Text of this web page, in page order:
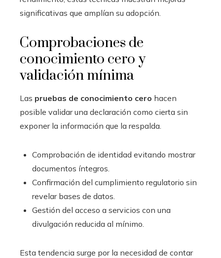
significativas que amplían su adopción.
Comprobaciones de
conocimiento cero y
validación mínima
Las pruebas de conocimiento cero hacen
posible validar una declaración como cierta sin
exponer la información que la respalda.
Comprobación de identidad evitando mostrar
documentos íntegros.
Confirmación del cumplimiento regulatorio sin
revelar bases de datos.
Gestión del acceso a servicios con una
divulgación reducida al mínimo.
Esta tendencia surge por la necesidad de contar